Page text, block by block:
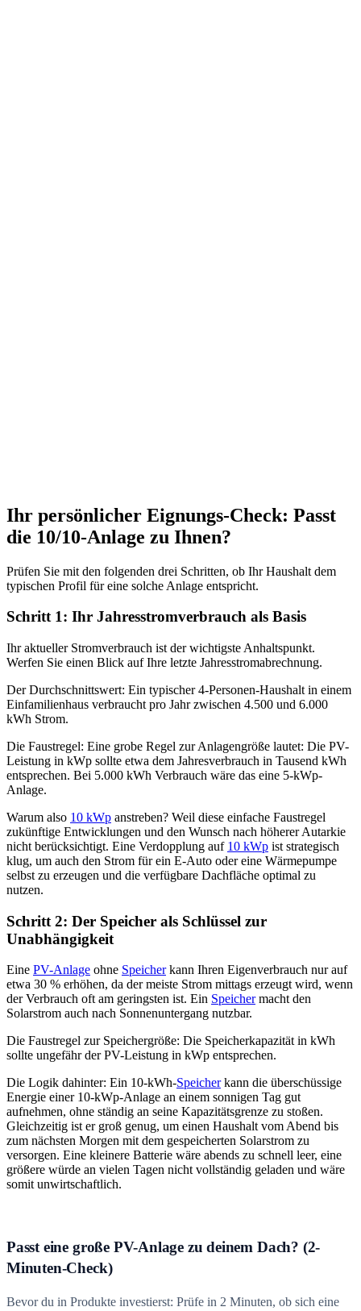
Ihr persönlicher Eignungs-Check: Passt
die 10/10-Anlage zu Ihnen?
Prüfen Sie mit den folgenden drei Schritten, ob Ihr Haushalt dem
typischen Profil für eine solche Anlage entspricht.
Schritt 1: Ihr Jahresstromverbrauch als Basis
Ihr aktueller Stromverbrauch ist der wichtigste Anhaltspunkt.
Werfen Sie einen Blick auf Ihre letzte Jahresstromabrechnung.
Der Durchschnittswert: Ein typischer 4-Personen-Haushalt in einem
Einfamilienhaus verbraucht pro Jahr zwischen 4.500 und 6.000
kWh Strom.
Die Faustregel: Eine grobe Regel zur Anlagengröße lautet: Die PV-
Leistung in kWp sollte etwa dem Jahresverbrauch in Tausend kWh
entsprechen. Bei 5.000 kWh Verbrauch wäre das eine 5-kWp-
Anlage.
Warum also 10 kWp anstreben? Weil diese einfache Faustregel
zukünftige Entwicklungen und den Wunsch nach höherer Autarkie
nicht berücksichtigt. Eine Verdopplung auf 10 kWp ist strategisch
klug, um auch den Strom für ein E-Auto oder eine Wärmepumpe
selbst zu erzeugen und die verfügbare Dachfläche optimal zu
nutzen.
Schritt 2: Der Speicher als Schlüssel zur
Unabhängigkeit
Eine PV-Anlage ohne Speicherkann Ihren Eigenverbrauch nur auf
etwa 30 % erhöhen, da der meiste Strom mittags erzeugt wird, wenn
der Verbrauch oft am geringsten ist. Ein Speichermacht den
Solarstrom auch nach Sonnenuntergang nutzbar.
Die Faustregel zur Speichergröße: Die Speicherkapazität in kWh
sollte ungefähr der PV-Leistung in kWp entsprechen.
Die Logik dahinter: Ein 10-kWh-Speicherkann die überschüssige
Energie einer 10-kWp-Anlage an einem sonnigen Tag gut
aufnehmen, ohne ständig an seine Kapazitätsgrenze zu stoßen.
Gleichzeitig ist er groß genug, um einen Haushalt vom Abend bis
zum nächsten Morgen mit dem gespeicherten Solarstrom zu
versorgen. Eine kleinere Batterie wäre abends zu schnell leer, eine
größere würde an vielen Tagen nicht vollständig geladen und wäre
somit unwirtschaftlich.
Passt eine große PV-Anlage zu deinem Dach? (2-
Minuten-Check)
Bevor du in Produkte investierst: Prüfe in 2 Minuten, ob sich eine